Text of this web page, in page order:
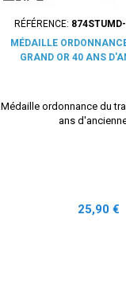
RÉFÉRENCE:
MÉDAILLE
GRAND OR 40 ANS
Médaille ordonnance du
ans
Prix
25,90 €